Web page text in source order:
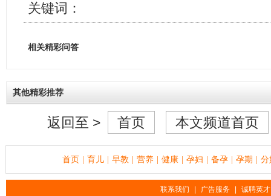
关键词：
相关精彩问答
其他精彩推荐
返回至 > 首页 本文频道首页
首页 育儿 早教 营养 健康 孕妇 备孕 孕期 分
联系我们 广告服务 诚聘英才